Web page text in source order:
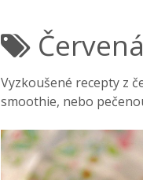
Vyzkoušené recepty z
smoothie, nebo